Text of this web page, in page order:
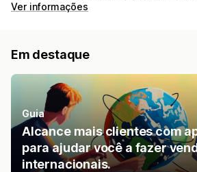
Ver informações
Em destaque
Guia
Alcance mais clientes com
para ajudar você a fazer
internacionais.